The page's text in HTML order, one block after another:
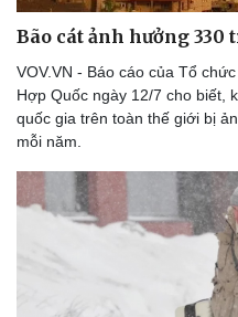
Bão cát ảnh hưởng 330
VOV.VN - Báo cáo của Tổ
Hợp Quốc ngày 12/7 cho biết,
quốc gia trên toàn thế giới bị
mỗi năm.